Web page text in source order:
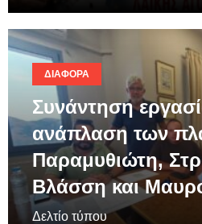
ΔΙΆΦΟΡΑ
Συνάντηση
ανάπλαση των
Παραμυθιώτη,
Βλάσση και
Δελτίο τύπου